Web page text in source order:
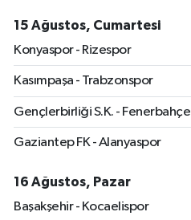
15 Ağustos, Cumartesi
Konyaspor - Rizespor
Kasımpaşa - Trabzonspor
Gençlerbirliği S.K. - Fenerbahçe
Gaziantep FK - Alanyaspor
16 Ağustos, Pazar
Başakşehir - Kocaelispor